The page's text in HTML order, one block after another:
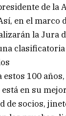
de la
en el marco
la Jura
clasificatoria
estos 100
en su
de socios,